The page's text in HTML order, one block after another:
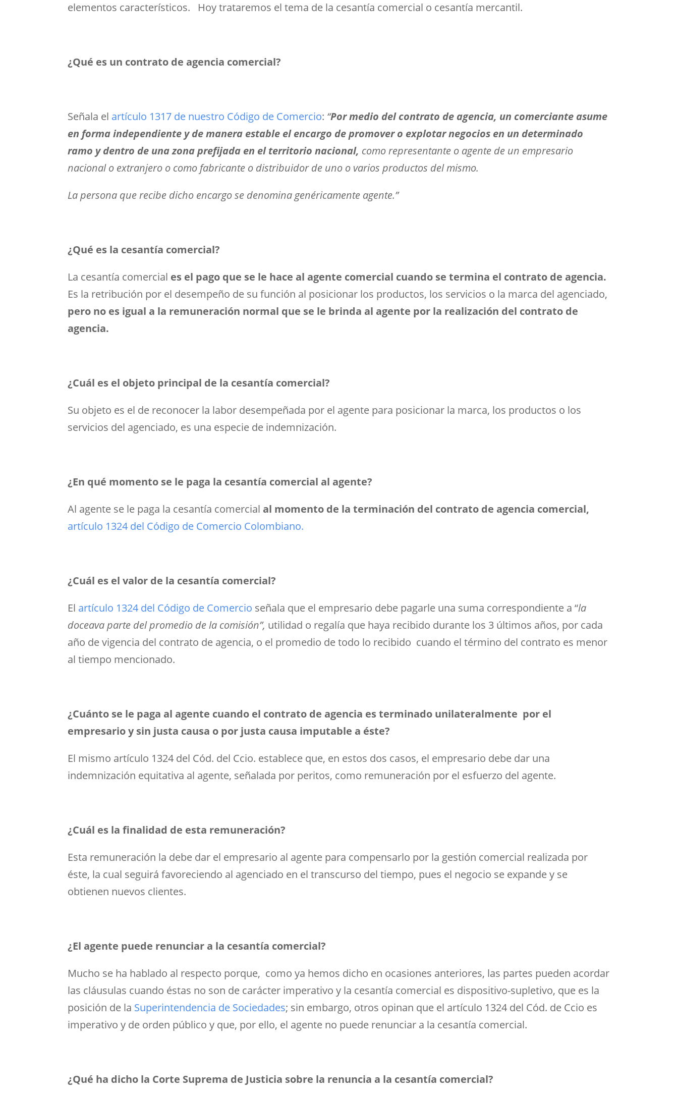
elementos característicos. Hoy trataremos el tema de la cesantía comercial o cesantía mercantil.
¿Qué es un contrato de agencia comercial?
Señala el artículo 1317 de nuestro Código de Comercio: “Por medio del contrato de agencia, un comerciante asume
en forma independiente y de manera estable el encargo de promover o explotar negocios en un determinado
ramo y dentro de una zona prefijada en el territorio nacional, como representante o agente de un empresario
nacional o extranjero o como fabricante o distribuidor de uno o varios productos del mismo.
La persona que recibe dicho encargo se denomina genéricamente agente.”
¿Qué es la cesantía comercial?
La cesantía comercial es el pago que se le hace al agente comercial cuando se termina el contrato de agencia.
Es la retribución por el desempeño de su función al posicionar los productos, los servicios o la marca del agenciado,
pero no es igual a la remuneración normal que se le brinda al agente por la realización del contrato de
agencia.
¿Cuál es el objeto principal de la cesantía comercial?
Su objeto es el de reconocer la labor desempeñada por el agente para posicionar la marca, los productos o los
servicios del agenciado, es una especie de indemnización.
¿En qué momento se le paga la cesantía comercial al agente?
Al agente se le paga la cesantía comercial al momento de la terminación del contrato de agencia comercial,
artículo 1324 del Código de Comercio Colombiano.
¿Cuál es el valor de la cesantía comercial?
El artículo 1324 del Código de Comercio señala que el empresario debe pagarle una suma correspondiente a “la
doceava parte del promedio de la comisión”, utilidad o regalía que haya recibido durante los 3 últimos años, por cada
año de vigencia del contrato de agencia, o el promedio de todo lo recibido cuando el término del contrato es menor
al tiempo mencionado.
¿Cuánto se le paga al agente cuando el contrato de agencia es terminado unilateralmente por el
empresario y sin justa causa o por justa causa imputable a éste?
El mismo artículo 1324 del Cód. del Ccio. establece que, en estos dos casos, el empresario debe dar una
indemnización equitativa al agente, señalada por peritos, como remuneración por el esfuerzo del agente.
¿Cuál es la finalidad de esta remuneración?
Esta remuneración la debe dar el empresario al agente para compensarlo por la gestión comercial realizada por
éste, la cual seguirá favoreciendo al agenciado en el transcurso del tiempo, pues el negocio se expande y se
obtienen nuevos clientes.
¿El agente puede renunciar a la cesantía comercial?
Mucho se ha hablado al respecto porque, como ya hemos dicho en ocasiones anteriores, las partes pueden acordar
las cláusulas cuando éstas no son de carácter imperativo y la cesantía comercial es dispositivo-supletivo, que es la
posición de la Superintendencia de Sociedades; sin embargo, otros opinan que el artículo 1324 del Cód. de Ccio es
imperativo y de orden público y que, por ello, el agente no puede renunciar a la cesantía comercial.
¿Qué ha dicho la Corte Suprema de Justicia sobre la renuncia a la cesantía comercial?